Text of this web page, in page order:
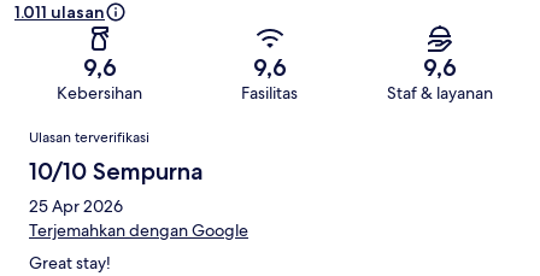
1.011 ulasan
9,6
Kebersihan
9,6
Fasilitas
9,6
Staf & layanan
Ulasan
Ulasan terverifikasi
10/10 Sempurna
25 Apr 2026
Terjemahkan dengan Google
Great stay!